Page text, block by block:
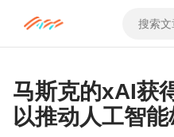
马斯克的xAI获
以推动人工智